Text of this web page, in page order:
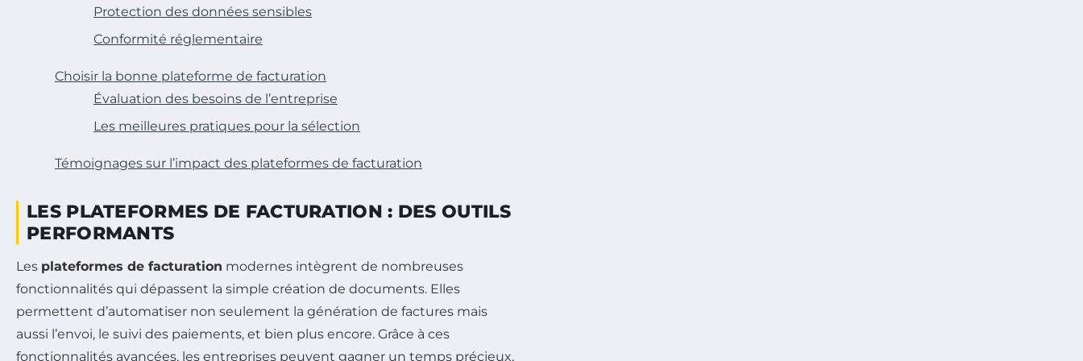
Protection des données sensibles
Conformité réglementaire
Choisir la bonne plateforme de facturation
Évaluation des besoins de l’entreprise
Les meilleures pratiques pour la sélection
Témoignages sur l’impact des plateformes de facturation
LES PLATEFORMES DE FACTURATION : DES OUTILS
PERFORMANTS
Les plateformes de facturation modernes intègrent de nombreuses
fonctionnalités qui dépassent la simple création de documents. Elles
permettent d’automatiser non seulement la génération de factures mais
aussi l’envoi, le suivi des paiements, et bien plus encore. Grâce à ces
fonctionnalités avancées, les entreprises peuvent gagner un temps précieux,